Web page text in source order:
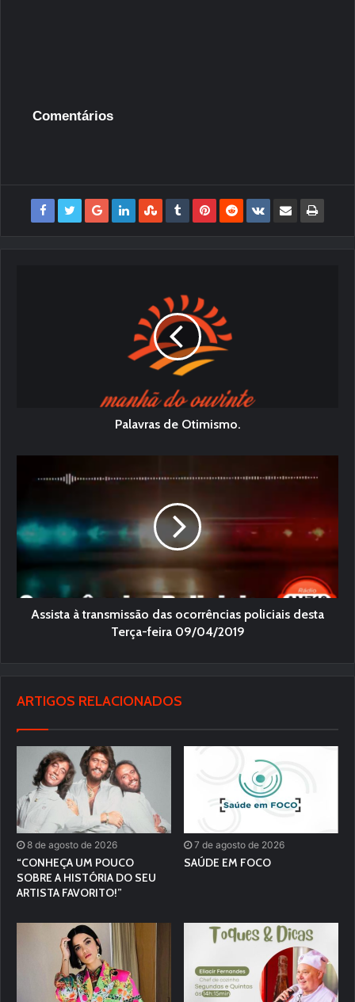
Comentários
Palavras de Otimismo.
Assista à transmissão das ocorrências policiais desta
Terça-feira 09/04/2019
ARTIGOS RELACIONADOS
8 de agosto de 2026
“CONHEÇA UM POUCO
SOBRE A HISTÓRIA DO SEU
ARTISTA FAVORITO!”
7 de agosto de 2026
SAÚDE EM FOCO